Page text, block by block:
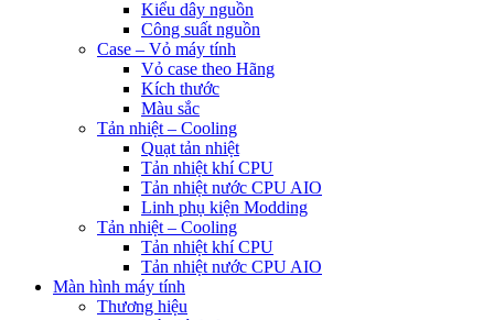
Kiểu dây nguồn
Công suất nguồn
Case – Vỏ máy tính
Vỏ case theo Hãng
Kích thước
Màu sắc
Tản nhiệt – Cooling
Quạt tản nhiệt
Tản nhiệt khí CPU
Tản nhiệt nước CPU AIO
Linh phụ kiện Modding
Tản nhiệt – Cooling
Tản nhiệt khí CPU
Tản nhiệt nước CPU AIO
Màn hình máy tính
Thương hiệu